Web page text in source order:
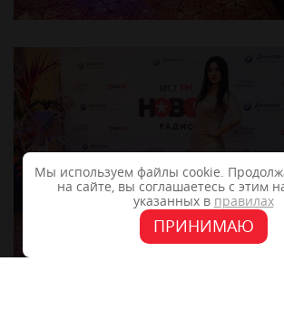
Мы используем файлы cookie.
на сайте, вы соглашаетесь с этим
указанных в правилах
ПРИНИМАЮ